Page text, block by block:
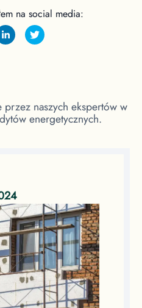
na social media:
przez naszych ekspertów w
energetycznych.